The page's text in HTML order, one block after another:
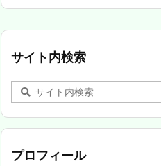
サイト内検索
プロフィール